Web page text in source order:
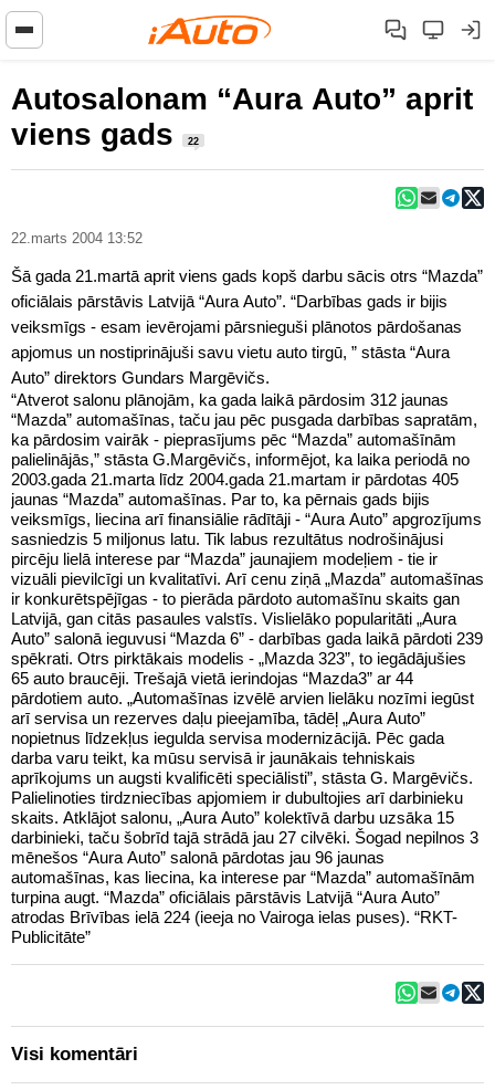
Autosalonam “Aura Auto” aprit
viens gads
22
22.marts 2004 13:52
Šā gada 21.martā aprit viens gads kopš darbu sācis otrs “Mazda”
oficiālais pārstāvis Latvijā “Aura Auto”. “Darbības gads ir bijis
veiksmīgs - esam ievērojami pārsnieguši plānotos pārdošanas
apjomus un nostiprinājuši savu vietu auto tirgū, ” stāsta “Aura
Auto” direktors Gundars Margēvičs.
“Atverot salonu plānojām, ka gada laikā pārdosim 312 jaunas
“Mazda” automašīnas, taču jau pēc pusgada darbības sapratām,
ka pārdosim vairāk - pieprasījums pēc “Mazda” automašīnām
palielinājās,” stāsta G.Margēvičs, informējot, ka laika periodā no
2003.gada 21.marta līdz 2004.gada 21.martam ir pārdotas 405
jaunas “Mazda” automašīnas. Par to, ka pērnais gads bijis
veiksmīgs, liecina arī finansiālie rādītāji - “Aura Auto” apgrozījums
sasniedzis 5 miljonus latu. Tik labus rezultātus nodrošinājusi
pircēju lielā interese par “Mazda” jaunajiem modeļiem - tie ir
vizuāli pievilcīgi un kvalitatīvi. Arī cenu ziņā „Mazda” automašīnas
ir konkurētspējīgas - to pierāda pārdoto automašīnu skaits gan
Latvijā, gan citās pasaules valstīs. Vislielāko popularitāti „Aura
Auto” salonā ieguvusi “Mazda 6” - darbības gada laikā pārdoti 239
spēkrati. Otrs pirktākais modelis - „Mazda 323”, to iegādājušies
65 auto braucēji. Trešajā vietā ierindojas “Mazda3” ar 44
pārdotiem auto. „Automašīnas izvēlē arvien lielāku nozīmi iegūst
arī servisa un rezerves daļu pieejamība, tādēļ „Aura Auto”
nopietnus līdzekļus iegulda servisa modernizācijā. Pēc gada
darba varu teikt, ka mūsu servisā ir jaunākais tehniskais
aprīkojums un augsti kvalificēti speciālisti”, stāsta G. Margēvičs.
Palielinoties tirdzniecības apjomiem ir dubultojies arī darbinieku
skaits. Atklājot salonu, „Aura Auto” kolektīvā darbu uzsāka 15
darbinieki, taču šobrīd tajā strādā jau 27 cilvēki. Šogad nepilnos 3
mēnešos “Aura Auto” salonā pārdotas jau 96 jaunas
automašīnas, kas liecina, ka interese par “Mazda” automašīnām
turpina augt. “Mazda” oficiālais pārstāvis Latvijā “Aura Auto”
atrodas Brīvības ielā 224 (ieeja no Vairoga ielas puses). “RKT-
Publicitāte”
Visi komentāri